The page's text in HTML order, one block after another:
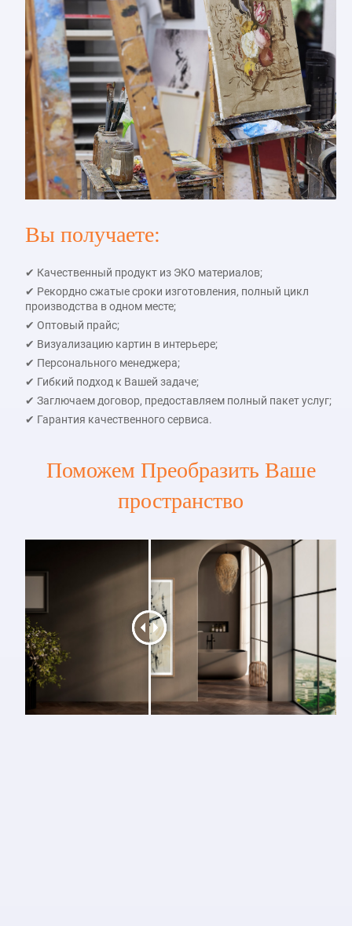
Вы получаете:
✔ Качественный продукт из ЭКО материалов;
✔ Рекордно сжатые сроки изготовления, полный цикл
производства в одном месте;
✔ Оптовый прайс;
✔ Визуализацию картин в интерьере;
✔ Персонального менеджера;
✔ Гибкий подход к Вашей задаче;
✔ Заглючаем договор, предоставляем полный пакет услуг;
✔ Гарантия качественного сервиса.
Поможем Преобразить Ваше
пространство